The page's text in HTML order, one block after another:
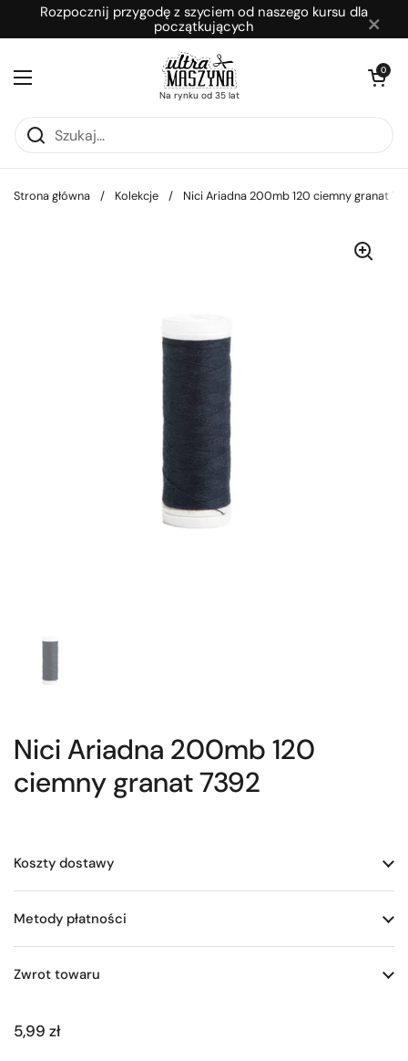
Przejdź do zawartości
Rozpocznij przygodę z szyciem od naszego kursu dla
początkujących
Na rynku od 35 lat
Otwórz menu
Otwórz
0
Strona główna / Kolekcje / Nici Ariadna 200mb 120 ciemny granat
Nici Ariadna 200mb 120
ciemny granat 7392
Koszty dostawy
Metody płatności
Zwrot towaru
5,99 zł
×